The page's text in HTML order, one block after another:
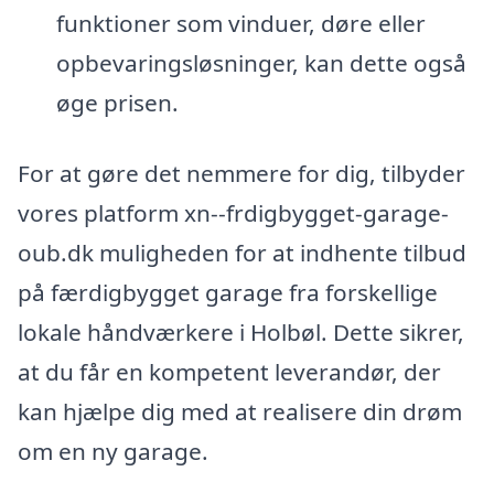
funktioner som vinduer, døre eller
opbevaringsløsninger, kan dette også
øge prisen.
For at gøre det nemmere for dig, tilbyder
vores platform xn--frdigbygget-garage-
oub.dk muligheden for at indhente tilbud
på færdigbygget garage fra forskellige
lokale håndværkere i Holbøl. Dette sikrer,
at du får en kompetent leverandør, der
kan hjælpe dig med at realisere din drøm
om en ny garage.